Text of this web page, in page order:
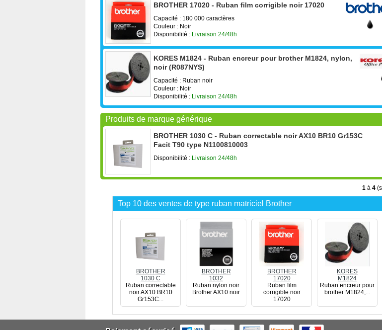
BROTHER 17020 - Ruban film corrigible noir 17020
Capacité : 180 000 caractères
Couleur : Noir
Disponibilité : Livraison 24/48h
KORES M1824 - Ruban encreur pour brother M1824, nylon,
noir (R087NYS)
Capacité : Ruban noir
Couleur : Noir
Disponibilité : Livraison 24/48h
Produits de marque générique
BROTHER 1030 C - Ruban correctable noir AX10 BR10 Gr153C
Facit T90 type N1100810003
Disponibilité : Livraison 24/48h
1 à 4
Top 10 des ventes de type ruban matriciel Brother
BROTHER
1030 C
Ruban correctable
noir AX10 BR10
Gr153C...
BROTHER
1032
Ruban nylon noir
Brother AX10 noir
BROTHER
17020
Ruban film
corrigible noir
17020
KORES
M1824
Ruban encreur pour
brother M1824,...